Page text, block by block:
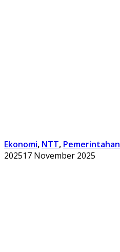
Ekonomi, NTT, Pemerintahan
202517 November 2025